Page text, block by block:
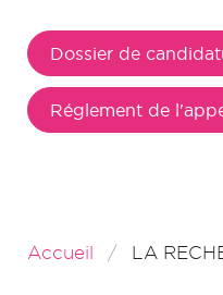
Dossier de
Réglement de
Accueil LA